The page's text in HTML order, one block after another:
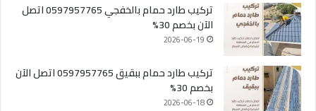
تركيب طارد حمام بالخفجي 0597957765 اتصل
الآن بخصم 30%
2026-06-19
تركيب طارد حمام ببقيق 0597957765 اتصل الآن
بخصم 30%
2026-06-18